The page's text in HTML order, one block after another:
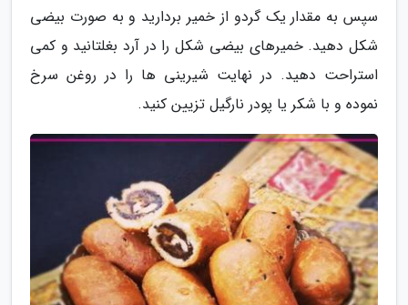
سپس به مقدار یک گردو از خمیر بردارید و به صورت بیضی
شکل دهید. خمیرهای بیضی شکل را در آرد بغلتانید و کمی
استراحت دهید. در نهایت شیرینی ها را در روغن سرخ
نموده و با شکر یا پودر نارگیل تزیین کنید.